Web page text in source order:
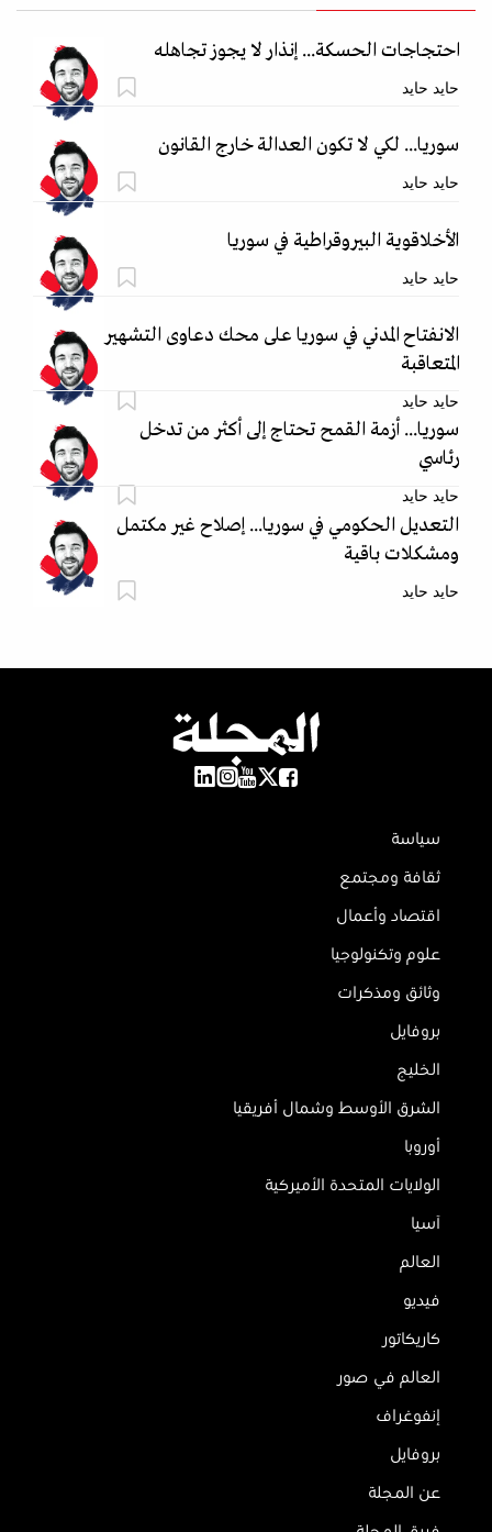
احتجاجات الحسكة... إنذار لا يجوز تجاهله
حايد حايد
سوريا... لكي لا تكون العدالة خارج القانون
حايد حايد
الأخلاقوية البيروقراطية في سوريا
حايد حايد
الانفتاح المدني في سوريا على محك دعاوى التشهير
المتعاقبة
حايد حايد
سوريا... أزمة القمح تحتاج إلى أكثر من تدخل
رئاسي
حايد حايد
التعديل الحكومي في سوريا... إصلاح غير مكتمل
ومشكلات باقية
حايد حايد
سياسة
ثقافة ومجتمع
اقتصاد وأعمال
علوم وتكنولوجيا
وثائق ومذكرات
بروفايل
الخليج
الشرق الأوسط وشمال أفريقيا
أوروبا
الولايات المتحدة الأميركية
آسيا
العالم
فيديو
كاريكاتور
العالم في صور
إنفوغراف
بروفايل
عن المجلة